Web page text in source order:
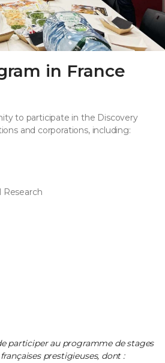
in France
to participate in the Discovery
and corporations, including:
participer au programme de stages
prestigieuses, dont :